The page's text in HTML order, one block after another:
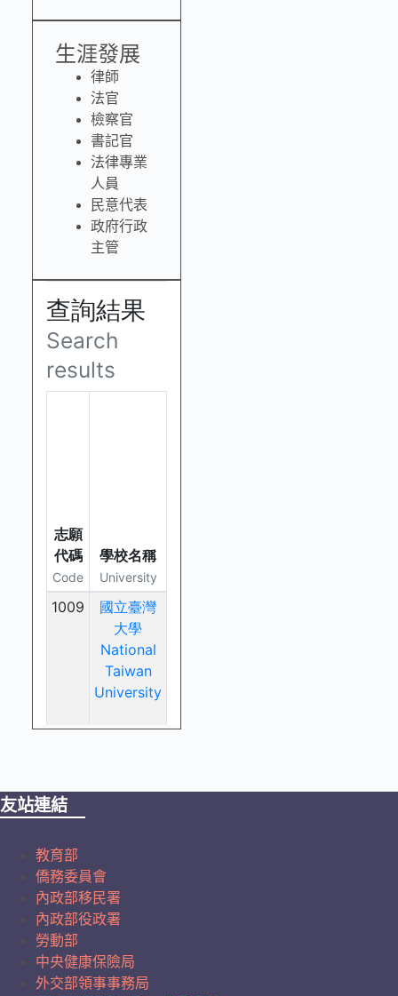
生涯發展
律師
法官
檢察官
書記官
法律專業
人員
民意代表
政府行政
主管
友站連結
教育部
僑務委員會
內政部移民署
內政部役政署
勞動部
中央健康保險局
外交部領事事務局